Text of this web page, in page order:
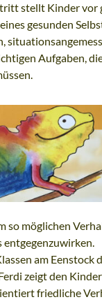
stellt Kinder vor
gesunden
Aufgaben,
so möglichen
entgegenzuwirken.
am Eenstock
zeigt den
friedliche